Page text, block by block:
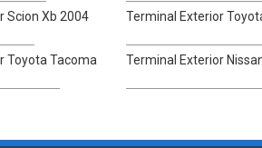
Scion Xb 2004 Terminal Exterior
Toyota Tacoma
Terminal Exterior